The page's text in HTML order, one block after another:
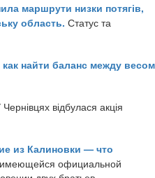
маршрути низки потягів,
область. Статус та
найти баланс между весом
відбулася акція
из Калиновки — что
официальной